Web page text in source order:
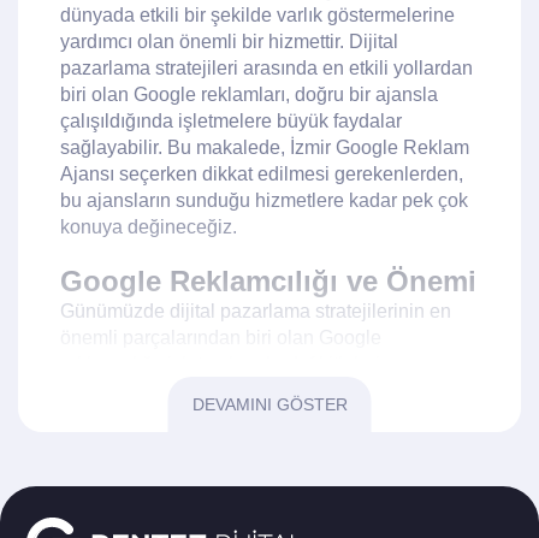
dünyada etkili bir şekilde varlık göstermelerine
yardımcı olan önemli bir hizmettir. Dijital
pazarlama stratejileri arasında en etkili yollardan
biri olan Google reklamları, doğru bir ajansla
çalışıldığında işletmelere büyük faydalar
sağlayabilir. Bu makalede, İzmir Google Reklam
Ajansı seçerken dikkat edilmesi gerekenlerden,
bu ajansların sunduğu hizmetlere kadar pek çok
konuya değineceğiz.
Google Reklamcılığı ve Önemi
Günümüzde dijital pazarlama stratejilerinin en
ulaşmada büyük avantajlar sunar.
ile çalışarak, Google
zamanda marka bilinirliğini artırır ve potansiyel
DEVAMINI GÖSTER